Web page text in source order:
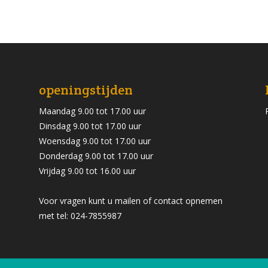
openingstijden
Maandag 9.00 tot 17.00 uur
Dinsdag 9.00 tot 17.00 uur
Woensdag 9.00 tot 17.00 uur
Donderdag 9.00 tot 17.00 uur
Vrijdag 9.00 tot 16.00 uur
Voor vragen kunt u mailen of contact opnemen
met tel: 024-7855987